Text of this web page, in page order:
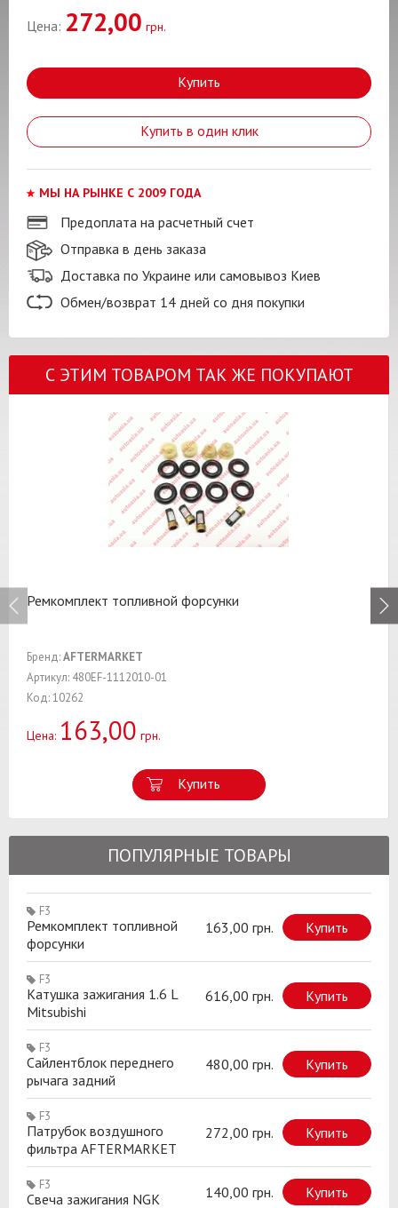
Цена: 272,00 грн.
Купить
Купить в один клик
МЫ НА РЫНКЕ С 2009 ГОДА
Предоплата на расчетный счет
Отправка в день заказа
Доставка по Украине или самовывоз Киев
Обмен/возврат 14 дней со дня покупки
С ЭТИМ ТОВАРОМ ТАК ЖЕ ПОКУПАЮТ
Ремкомплект топливной форсунки
Бренд:AFTERMARKET
Артикул: 480EF-1112010-01
Код: 10262
Цена: 163,00 грн.
Купить
ПОПУЛЯРНЫЕ ТОВАРЫ
F3
Ремкомплект топливной
форсунки
163,00 грн. Купить
F3
Катушка зажигания 1.6 L
Mitsubishi
616,00 грн. Купить
F3
Сайлентблок переднего
рычага задний
480,00 грн. Купить
F3
Патрубок воздушного
фильтра AFTERMARKET
272,00 грн. Купить
F3
Свеча зажигания NGK 140,00 грн. Купить